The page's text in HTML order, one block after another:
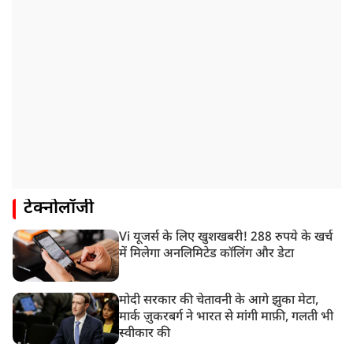
टेक्नोलॉजी
Vi यूजर्स के लिए खुशखबरी! 288 रुपये के खर्च
में मिलेगा अनलिमिटेड कॉलिंग और डेटा
मोदी सरकार की चेतावनी के आगे झुका मेटा,
मार्क ज़ुकरबर्ग ने भारत से मांगी माफ़ी, गलती भी
स्वीकार की